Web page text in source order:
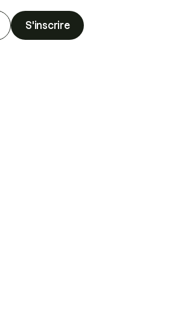
S'inscrire